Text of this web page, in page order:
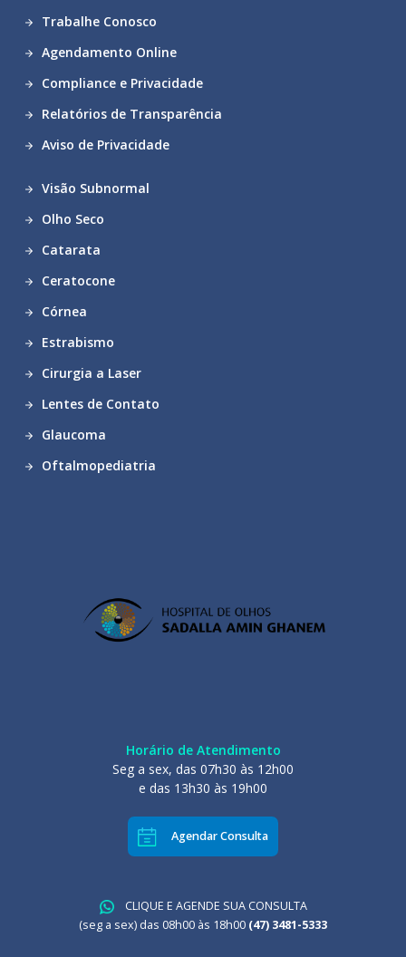
Trabalhe Conosco
Agendamento Online
Compliance e Privacidade
Relatórios de Transparência
Aviso de Privacidade
Visão Subnormal
Olho Seco
Catarata
Ceratocone
Córnea
Estrabismo
Cirurgia a Laser
Lentes de Contato
Glaucoma
Oftalmopediatria
Horário de Atendimento
Seg a sex, das 07h30 às 12h00
e das 13h30 às 19h00
Agendar Consulta
CLIQUE E AGENDE SUA CONSULTA
(seg a sex) das 08h00 às 18h00 (47) 3481-5333